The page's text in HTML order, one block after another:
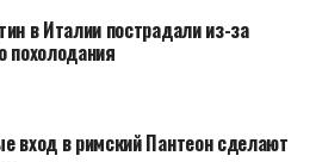
сообщил,
в Италии пострадали из-за
похолодания
вход в римский Пантеон сделают